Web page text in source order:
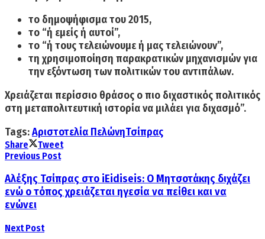
το δημοψήφισμα του 2015,
το “ή εμείς ή αυτοί”,
το “ή τους τελειώνουμε ή μας τελειώνουν”,
τη χρησιμοποίηση παρακρατικών μηχανισμών για
την εξόντωση των πολιτικών του αντιπάλων.
Χρειάζεται περίσσιο θράσος οπιο διχαστικός πολιτικός
στη μεταπολιτευτική ιστορίανα μιλάει για διχασμό”.
Tags:Αριστοτελία ΠελώνηΤσίπρας
Share
Tweet
Previous Post
Αλέξης Τσίπρας στο iEidiseis: Ο Μητσοτάκης διχάζει
ενώ ο τόπος χρειάζεται ηγεσία να πείθει και να
ενώνει
Next Post